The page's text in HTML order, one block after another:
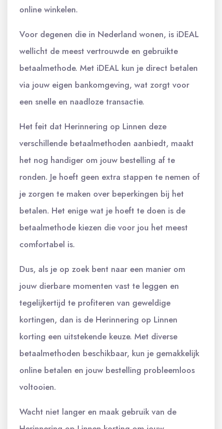
online winkelen.
Voor degenen die in Nederland wonen, is iDEAL
wellicht de meest vertrouwde en gebruikte
betaalmethode. Met iDEAL kun je direct betalen
via jouw eigen bankomgeving, wat zorgt voor
een snelle en naadloze transactie.
Het feit dat Herinnering op Linnen deze
verschillende betaalmethoden aanbiedt, maakt
het nog handiger om jouw bestelling af te
ronden. Je hoeft geen extra stappen te nemen of
je zorgen te maken over beperkingen bij het
betalen. Het enige wat je hoeft te doen is de
betaalmethode kiezen die voor jou het meest
comfortabel is.
Dus, als je op zoek bent naar een manier om
jouw dierbare momenten vast te leggen en
tegelijkertijd te profiteren van geweldige
kortingen, dan is de Herinnering op Linnen
korting een uitstekende keuze. Met diverse
betaalmethoden beschikbaar, kun je gemakkelijk
online betalen en jouw bestelling probleemloos
voltooien.
Wacht niet langer en maak gebruik van de